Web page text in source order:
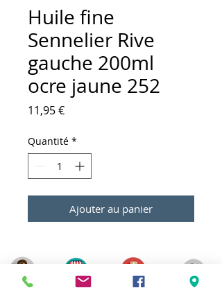
Huile fine
Sennelier Rive
gauche 200ml
ocre jaune 252
11,95 €Prix
Quantité *
Ajouter au panier
Service client
Paiement sécurisé
Click & Collect 2H
Livraison gratuite